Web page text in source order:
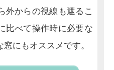
外からの視線も遮るこ
比べて操作時に必要な
にもオススメです。